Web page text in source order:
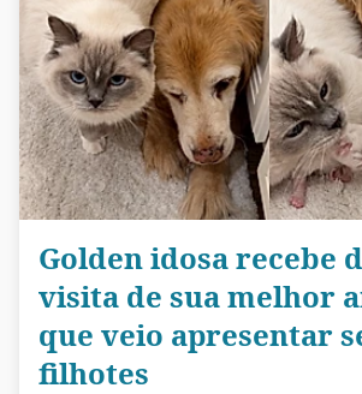
Golden idosa recebe
visita de sua melhor
que veio apresentar
filhotes